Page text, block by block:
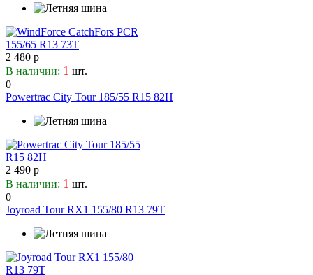
Kormoran
Kumho
Kustone
Lakesea
Landsail
Lanvigator
Lassa
Laufenn
Leao
Lexxis
Ling Long
Marshal
Massimo
Matador
MaxTrek
2 480 р
В наличии: 1 шт.
0
Powertrac City Tour 185/55 R15 82H
2 490 р
В наличии: 1 шт.
0
Joyroad Tour RX1 155/80 R13 79T